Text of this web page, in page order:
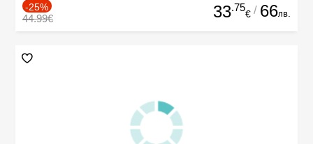
-25%
44.99€ 33.75
€ / 66лв.